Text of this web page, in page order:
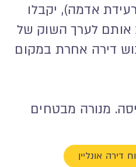
אדמה), יקבלו
אותם לערך השוק של
דירה אחרת במקום
מנורה מבטחים
דירה אונליין